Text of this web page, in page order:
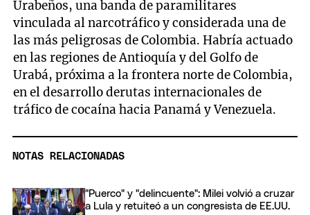
Urabeños, una banda de paramilitares
vinculada al narcotráfico y considerada una de
las más peligrosas de Colombia. Habría actuado
en las regiones de Antioquía y del Golfo de
Urabá, próxima a la frontera norte de Colombia,
en el desarrollo derutas internacionales de
tráfico de cocaína hacia Panamá y Venezuela.
NOTAS RELACIONADAS
"Puerco" y "delincuente": Milei volvió a cruzar
a Lula y retuiteó a un congresista de EE.UU.